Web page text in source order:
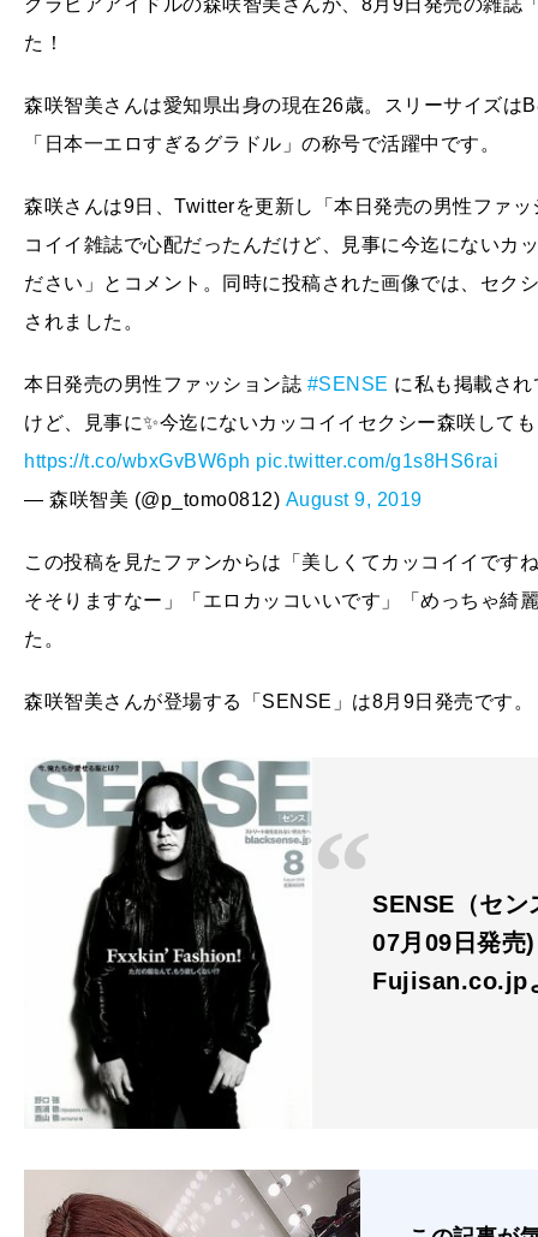
グラビアアイドルの森咲智美さんが、8月9日発売の雑誌
た！
森咲智美さんは愛知県出身の現在26歳。スリーサイズは
「日本一エロすぎるグラドル」の称号で活躍中です。
森咲さんは9日、Twitterを更新し「本日発売の男性ファ
コイイ雑誌で心配だったんだけど、見事に今迄にないカ
ださい」とコメント。同時に投稿された画像では、セク
されました。
本日発売の男性ファッション誌 #SENSE に私も掲載さ
けど、見事に✨今迄にないカッコイイセクシー森咲して
https://t.co/wbxGvBW6ph pic.twitter.com/g1s8HS6rai
— 森咲智美 (@p_tomo0812) August 9, 2019
この投稿を見たファンからは「美しくてカッコイイです
そそりますなー」「エロカッコいいです」「めっちゃ綺
た。
森咲智美さんが登場する「SENSE」は8月9日発売です。
SENSE（セ
07月09日発売)
Fujisan.co.jp